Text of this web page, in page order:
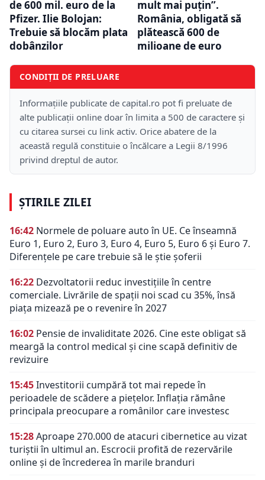
de 600 mil. euro de la
Pfizer. Ilie Bolojan:
Trebuie să blocăm plata
dobânzilor
mult mai puțin”.
România, obligată să
plătească 600 de
milioane de euro
CONDIȚII DE PRELUARE
Informațiile publicate de capital.ro pot fi preluate de
alte publicații online doar în limita a 500 de caractere și
cu citarea sursei cu link activ. Orice abatere de la
această regulă constituie o încălcare a Legii 8/1996
privind dreptul de autor.
ȘTIRILE ZILEI
16:42 Normele de poluare auto în UE. Ce înseamnă
Euro 1, Euro 2, Euro 3, Euro 4, Euro 5, Euro 6 și Euro 7.
Diferențele pe care trebuie să le știe șoferii
16:22 Dezvoltatorii reduc investițiile în centre
comerciale. Livrările de spații noi scad cu 35%, însă
piața mizează pe o revenire în 2027
16:02 Pensie de invaliditate 2026. Cine este obligat să
meargă la control medical și cine scapă definitiv de
revizuire
15:45Investitorii cumpără tot mai repede în
perioadele de scădere a piețelor. Inflația rămâne
principala preocupare a românilor care investesc
15:28Aproape 270.000 de atacuri cibernetice au vizat
turiștii în ultimul an. Escrocii profită de rezervările
online și de încrederea în marile branduri